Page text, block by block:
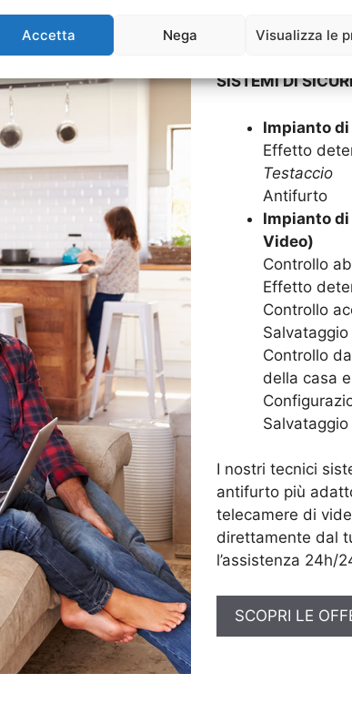
Accetta Nega Visualizza le
Impianti di
sarà protetta 24
SISTEMI DI
Impianto
Effetto
Testaccio
Antifurto
Impianto
Video)
Controllo
Effetto
Controllo
Controllo
della casa
Salvataggio
I nostri tecnici
antifurto più
telecamere di
direttamente dal
l’assistenza 24h/
SCOPRI LE